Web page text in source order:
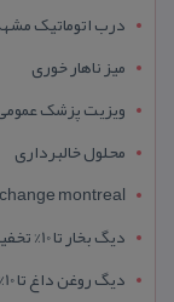
درب اتوماتیک
میز ناهار خوری
ویزیت پزشک
محلول خالبرداری
montreal
دیگ بخار تا 10% تخفیف
دیگ روغن داغ تا 10% تخفیف